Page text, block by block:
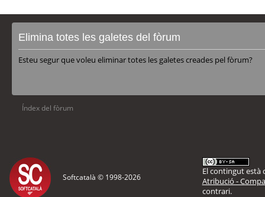
Elimina totes les galetes del fòrum
Esteu segur que voleu eliminar totes les galetes creades pel fòrum?
Índex del fòrum
Softcatalà © 1998-2026
El contingut està
Atribució -
contrari.